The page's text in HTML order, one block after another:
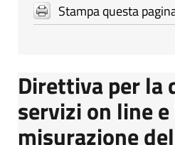
Stampa questa
Direttiva per la
servizi on line
misurazione